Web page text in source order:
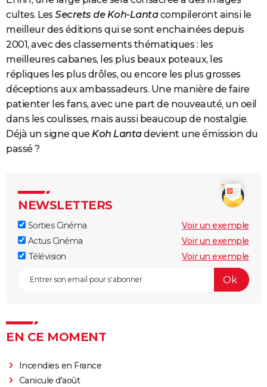
cultes. LesSecrets de Koh-Lantacompileront ainsi le
meilleur des éditions qui se sont enchainées depuis
2001, avec des classements thématiques : les
meilleures cabanes, les plus beaux poteaux, les
répliques les plus drôles, ou encore les plus grosses
déceptions aux ambassadeurs. Une manière de faire
patienter les fans, avec une part de nouveauté, un oeil
dans les coulisses, mais aussi beaucoup de nostalgie.
Déjà un signe que Koh Lantadevient une émission du
passé ?
NEWSLETTERS
Sorties Cinéma
Voir un exemple
Actus Cinéma
Voir un exemple
Télévision
Voir un exemple
EN CE MOMENT
Incendies en France
Canicule d'août